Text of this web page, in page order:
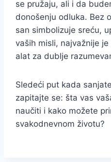
se pružaju, ali i da
donošenju odluka. Bez
san simbolizuje sreću,
vaših misli, najvažnije
alat za dublje
Sledeći put kada
zapitajte se: šta vas
naučiti i kako možete
svakodnevnom životu?